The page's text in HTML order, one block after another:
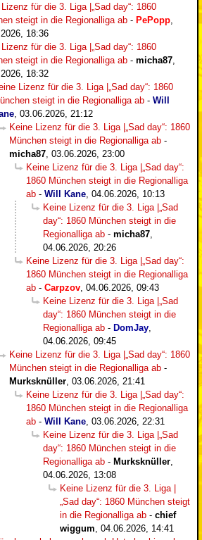
für die 3. Liga |„Sad day“: 1860
steigt in die Regionalliga ab - PePopp
18:36
für die 3. Liga |„Sad day“: 1860
steigt in die Regionalliga ab - micha87
18:32
Lizenz für die 3. Liga |„Sad day“: 1860
steigt in die Regionalliga ab - Will
03.06.2026, 21:12
Keine Lizenz für die 3. Liga |„Sad day“: 1860
München steigt in die Regionalliga ab -
micha87 03.06.2026, 23:00
Keine Lizenz für die 3. Liga |„Sad day“:
1860 München steigt in die Regionalliga
ab - Will Kane 04.06.2026, 10:13
Keine Lizenz für die 3. Liga |„Sad
day“: 1860 München steigt in die
Regionalliga ab - micha87
04.06.2026, 20:26
Keine Lizenz für die 3. Liga |„Sad day“:
1860 München steigt in die Regionalliga
ab - Carpzov 04.06.2026, 09:43
Keine Lizenz für die 3. Liga |„Sad
day“: 1860 München steigt in die
Regionalliga ab - DomJay
04.06.2026, 09:45
Keine Lizenz für die 3. Liga |„Sad day“: 1860
München steigt in die Regionalliga ab -
Murksknüller 03.06.2026, 21:41
Keine Lizenz für die 3. Liga |„Sad day“:
1860 München steigt in die Regionalliga
ab - Will Kane 03.06.2026, 22:31
Keine Lizenz für die 3. Liga |„Sad
day“: 1860 München steigt in die
Regionalliga ab - Murksknüller
04.06.2026, 13:08
Keine Lizenz für die 3. Liga |
„Sad day“: 1860 München steigt
in die Regionalliga ab - chief
wiggum 04.06.2026, 14:41